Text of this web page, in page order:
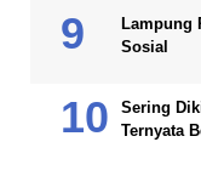
Lampung
Sosial
Sering
Ternyata